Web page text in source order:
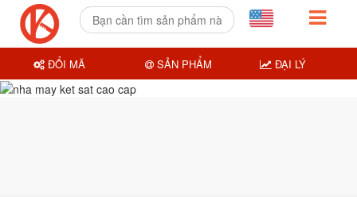
ĐỔI MÃ SẢN PHẨM ĐẠI LÝ